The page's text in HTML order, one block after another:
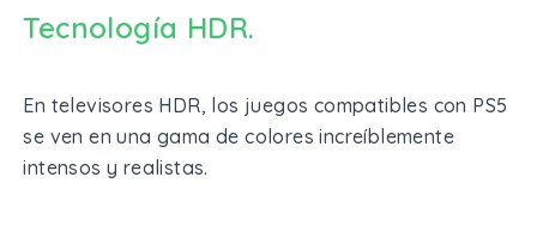
Tecnología HDR.
En televisores HDR, los juegos compatibles con PS5
se ven en una gama de colores increíblemente
intensos y realistas.